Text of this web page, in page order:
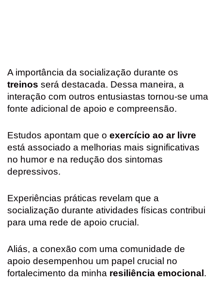
A importância da socialização durante os
treinos será destacada. Dessa maneira, a
interação com outros entusiastas tornou-se uma
fonte adicional de apoio e compreensão.
Estudos apontam que o exercício ao ar livre
está associado a melhorias mais significativas
no humor e na redução dos sintomas
depressivos.
Experiências práticas revelam que a
socialização durante atividades físicas contribui
para uma rede de apoio crucial.
Aliás, a conexão com uma comunidade de
apoio desempenhou um papel crucial no
fortalecimento da minha resiliência emocional .